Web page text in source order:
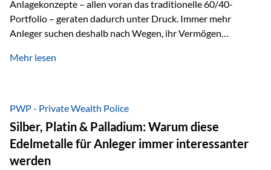
Anlagekonzepte – allen voran das traditionelle 60/40-
Portfolio – geraten dadurch unter Druck. Immer mehr
Anleger suchen deshalb nach Wegen, ihr Vermögen
Unsicherheit abzusichern. Genau hier rücken reale und
monetäre Rolle zurück Gold erlebt derzeit eine
bemerkenswerte Renaissance als monetärer Wertspeicher.
Treiber sind Rekordkäufe der Zentralbanken, geopolitische
Spannungen und ein schleichender Vertrauensverlust in
ungedeckte Papierwährungen. Wie groß dieser
Mehr lesen
PWP - Private Wealth Police
Silber, Platin & Palladium: Warum diese
Edelmetalle für Anleger immer interessanter
werden